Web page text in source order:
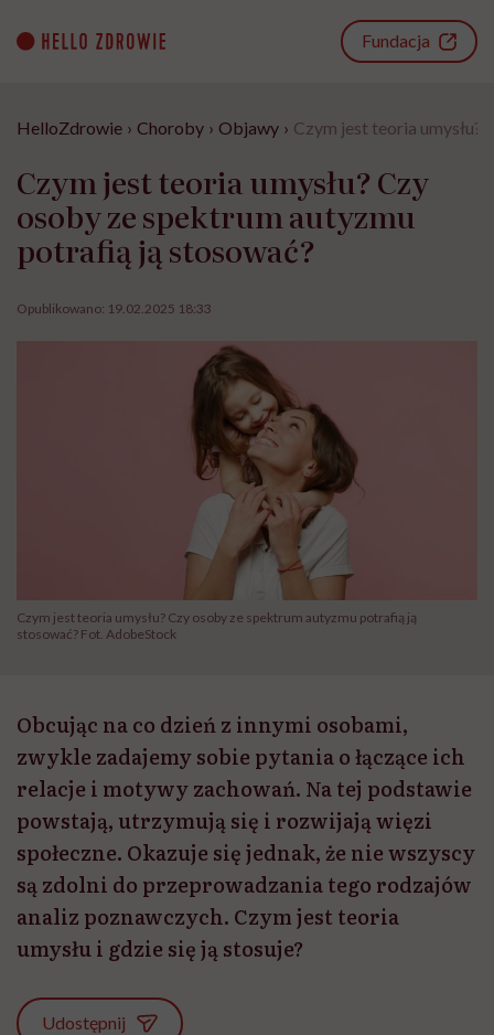
content
Fundacja
HelloZdrowie › Choroby › Objawy › Czym jest teoria
Czym jest teoria umysłu? Czy
osoby ze spektrum autyzmu
potrafią ją stosować?
Opublikowano: 19.02.2025 18:33
Czym jest teoria umysłu? Czy osoby ze spektrum autyzmu potrafią ją
stosować? Fot. AdobeStock
Obcując na co dzień z innymi osobami,
zwykle zadajemy sobie pytania o łączące ich
relacje i motywy zachowań. Na tej podstawie
powstają, utrzymują się i rozwijają więzi
społeczne. Okazuje się jednak, że nie wszyscy
są zdolni do przeprowadzania tego rodzajów
analiz poznawczych. Czym jest teoria
umysłu i gdzie się ją stosuje?
Udostępnij